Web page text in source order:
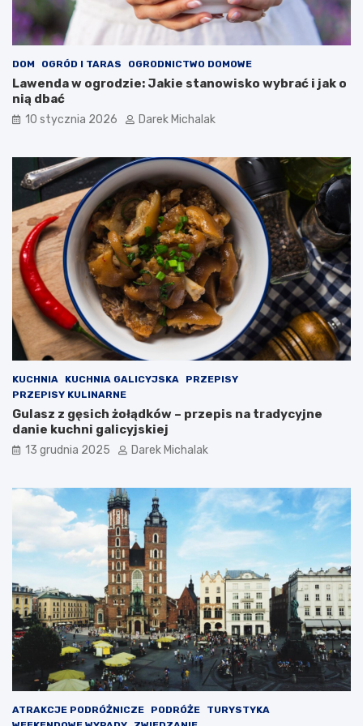
o
w
p
s
y
c
e
n
y
k
o
z
i
o
ś
ć
w
P
o
s
c
DOM OGRÓD I TARAS OGRODNICTWO DOMOWE
Lawenda w ogrodzie: Jakie stanowisko wybrać i jak o
nią dbać
10 stycznia 2026 Darek Michalak
KUCHNIA KUCHNIA GALICYJSKA
PRZEPISY
PRZEPISY KULINARNE
Gulasz z gęsich żołądków – przepis na tradycyjne
danie kuchni galicyjskiej
13 grudnia 2025 Darek Michalak
ATRAKCJE PODRÓŻNICZE PODRÓŻE
TURYSTYKA